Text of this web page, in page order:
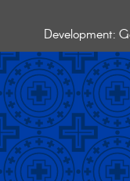
Development: